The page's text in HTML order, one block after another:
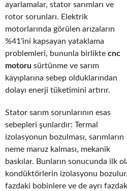
ayarlamalar, stator sarımları ve
rotor sorunları. Elektrik
motorlarında görülen arızaların
%41’ini kapsayan yataklama
problemleri, bununla birlikte cnc
motoru sürtünme ve sarım
kayıplarına sebep olduklarından
dolayı enerji tüketimini artırır.
Stator sarım sorunlarının esas
sebepleri şunlardır: Termal
izolasyonun bozulması, sarımların
neme maruz kalması, mekanik
baskılar. Bunların sonucunda ilk
kondüktörlerin izolasyonu
fazdaki bobinlere ve de ayrı